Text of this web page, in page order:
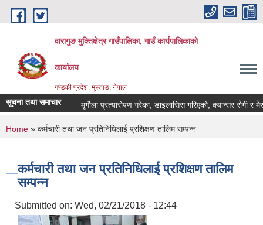
Skip to main content
वारागुङ मुक्तिक्षेत्र गाउँपालिका, गाउँ कार्यपालिकाको
कार्यालय
गण्डकी प्रदेश, मुस्ताङ, नेपाल
सूचना तथा समाचार मृगौला प्रत्यारोपण गरेका, डाइलासिस गरिएको, क्यान्सर रोगी र
You are here
Home » कर्मचारी तथा जन प्रतिनिधिलाई प्रशिक्षण तालिम सम्पन्न
कर्मचारी तथा जन प्रतिनिधिलाई प्रशिक्षण तालिम
सम्पन्न
Submitted on: Wed, 02/21/2018 - 12:44